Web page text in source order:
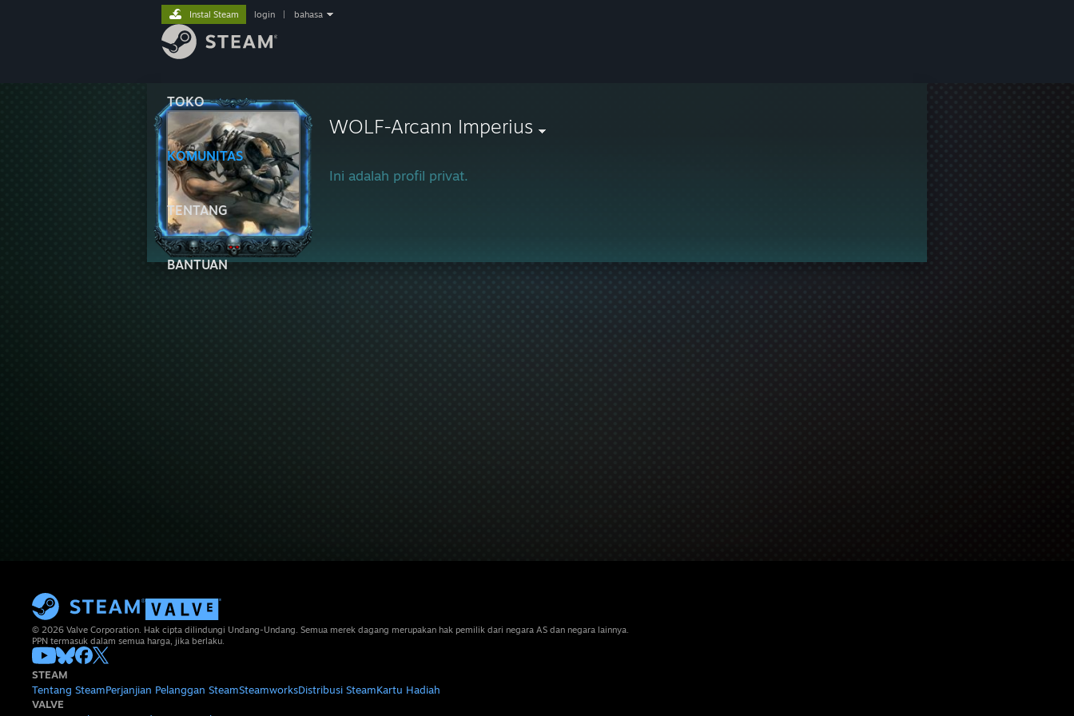
TOKO
KOMUNITAS
TENTANG
BANTUAN
Instal Steam login bahasa
WOLF-Arcann Imperius
Ini adalah profil privat.
© 2026 Valve Corporation. Hak cipta dilindungi Undang-Undang. Semua merek dagang merupakan hak pemilik dari negara AS dan negara lainnya.
PPN termasuk dalam semua harga, jika berlaku.
STEAM
Tentang SteamPerjanjian Pelanggan SteamSteamworksDistribusi SteamKartu Hadiah
VALVE